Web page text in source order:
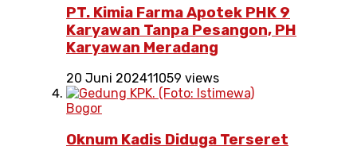
PT. Kimia Farma Apotek PHK 9
Karyawan Tanpa Pesangon, PH
Karyawan Meradang
20 Juni 202411059 views
Bogor
Oknum Kadis Diduga Terseret